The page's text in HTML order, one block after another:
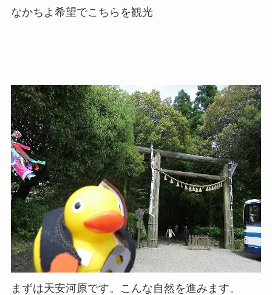
なかちよ希望でこちらを観光
まずは天安河原です。こんな自然を進みます。